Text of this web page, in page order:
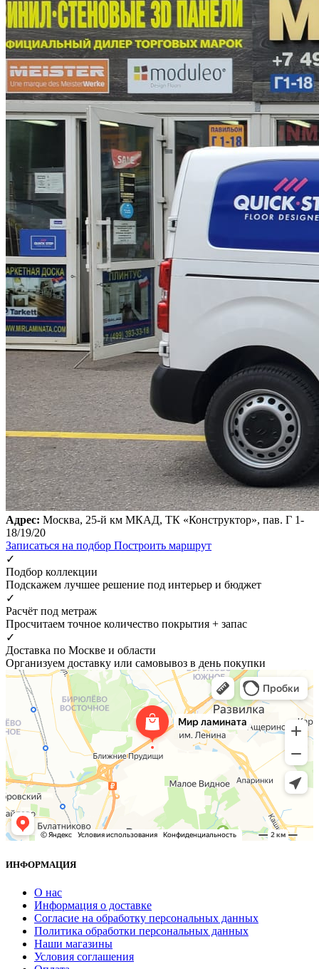
Адрес: Москва, 25-й км МКАД, ТК «Конструктор», пав. Г 1-
18/19/20
Записаться на подбор Построить маршрут
✓
Подбор коллекции
Подскажем лучшее решение под интерьер и бюджет
✓
Расчёт под метраж
Просчитаем точное количество покрытия + запас
✓
Доставка по Москве и области
Организуем доставку или самовывоз в день покупки
ИНФОРМАЦИЯ
О нас
Информация о доставке
Согласие на обработку персональных данных
Политика обработки персональных данных
Наши магазины
Условия соглашения